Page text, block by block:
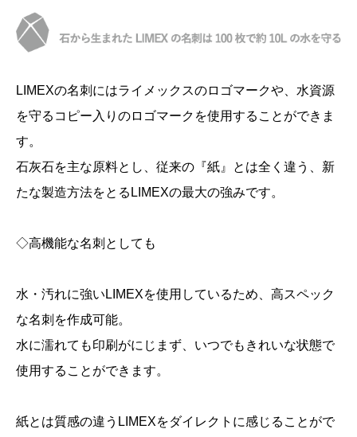
LIMEXの名刺にはライメックスのロゴマークや、水資源
を守るコピー入りのロゴマークを使用することができま
す。
石灰石を主な原料とし、従来の『紙』とは全く違う、新
たな製造方法をとるLIMEXの最大の強みです。
◇高機能な名刺としても
水・汚れに強いLIMEXを使用しているため、高スペック
な名刺を作成可能。
水に濡れても印刷がにじまず、いつでもきれいな状態で
使用することができます。
紙とは質感の違うLIMEXをダイレクトに感じることがで